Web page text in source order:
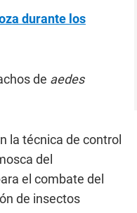
durante los
de aedes
la técnica de control
del
el combate del
de insectos